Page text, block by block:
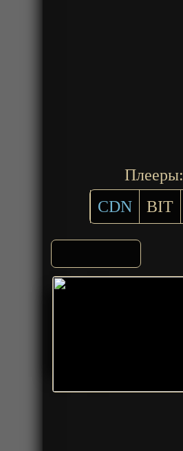
Плееры:
CDN
BIT